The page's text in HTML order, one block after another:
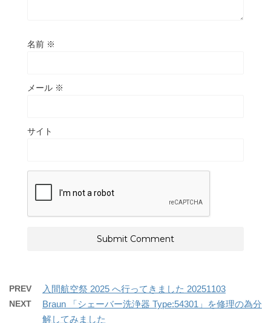
名前 ※
メール ※
サイト
PREV 入間航空祭 2025 へ行ってきました 20251103
NEXT
Braun 「シェーバー洗浄器 Type:54301」を修理の為分
解してみました